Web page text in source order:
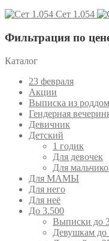
Сет 1.054
Фильтрация по
Каталог
23 февраля
Акции
Выписка из
Гендерная
Девичник
Детский
1 годик
Для девочек
Для
Для МАМЫ
Для него
Для неё
До 3.500
Выписки до
Девушкам до